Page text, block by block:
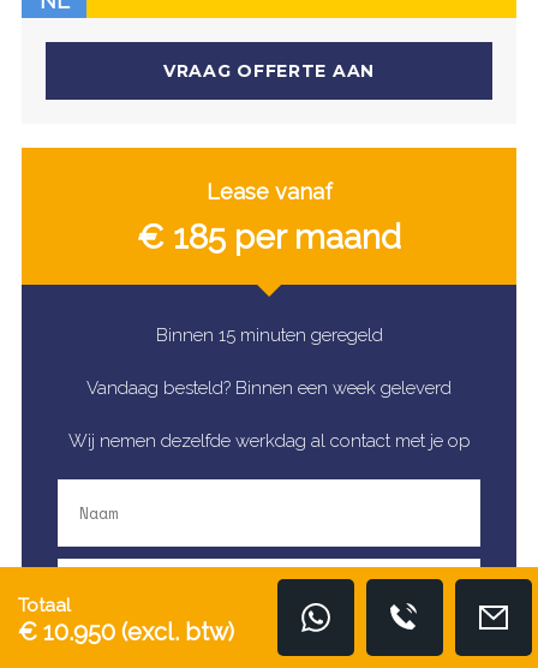
VRAAG OFFERTE AAN
Lease vanaf
€ 185 per maand
Binnen 15 minuten geregeld
Vandaag besteld? Binnen een week geleverd
Wij nemen dezelfde werkdag al contact met je op
Totaal
€ 10.950 (excl. btw)